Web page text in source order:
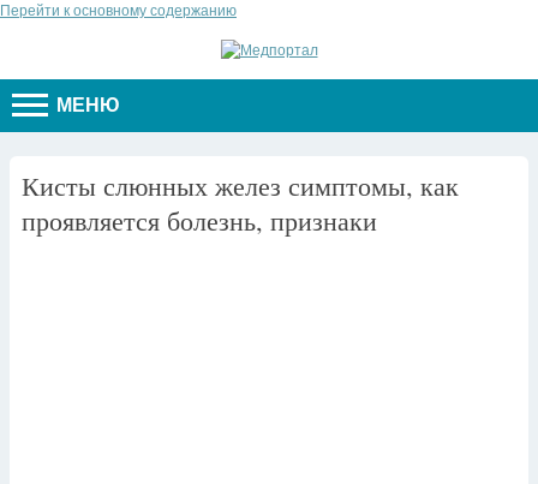
Перейти к основному содержанию
МЕНЮ
Кисты слюнных желез симптомы, как
проявляется болезнь, признаки